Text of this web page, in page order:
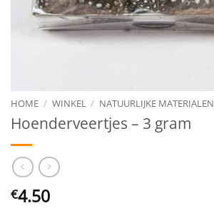
HOME / WINKEL / NATUURLIJKE MATERIALEN
Hoenderveertjes – 3 gram
€4.50